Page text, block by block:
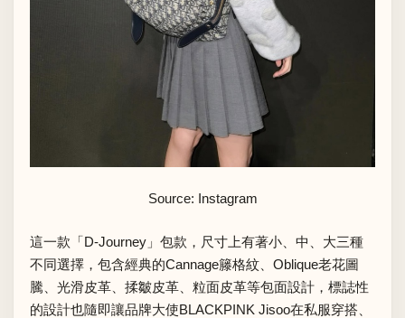
Source: Instagram
這一款「D-Journey」包款，尺寸上有著小、中、大三種
不同選擇，包含經典的Cannage籐格紋、Oblique老花圖
騰、光滑皮革、揉皺皮革、粒面皮革等包面設計，標誌性
的設計也隨即讓品牌大使BLACKPINK Jisoo在私服穿搭、